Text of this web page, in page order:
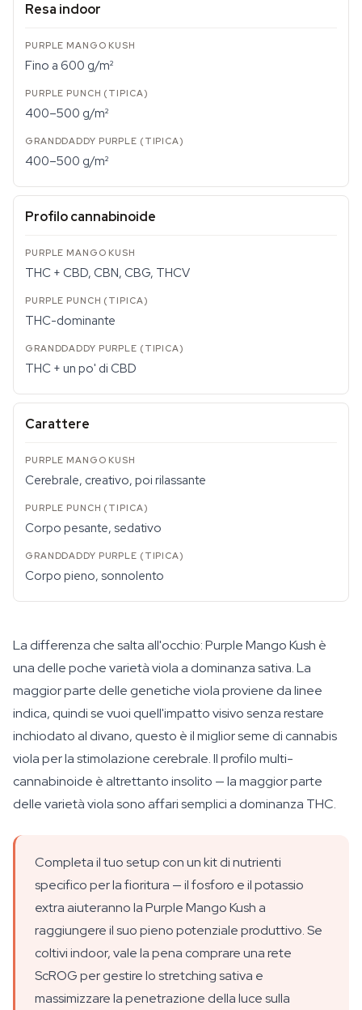
Resa indoor
Fino a 600 g/m²
400–500 g/m²
400–500 g/m²
Profilo cannabinoide
THC + CBD, CBN, CBG, THCV
THC-dominante
THC + un po' di CBD
Carattere
Cerebrale, creativo, poi rilassante
Corpo pesante, sedativo
Corpo pieno, sonnolento
La differenza che salta all'occhio: Purple Mango Kush è
una delle poche varietà viola a dominanza sativa. La
maggior parte delle genetiche viola proviene da linee
indica, quindi se vuoi quell'impatto visivo senza restare
inchiodato al divano, questo è il miglior seme di cannabis
viola per la stimolazione cerebrale. Il profilo multi-
cannabinoide è altrettanto insolito — la maggior parte
delle varietà viola sono affari semplici a dominanza THC.
Completa il tuo setup con un kit di nutrienti
specifico per la fioritura — il fosforo e il potassio
extra aiuteranno la Purple Mango Kush a
raggiungere il suo pieno potenziale produttivo. Se
coltivi indoor, vale la pena comprare una rete
ScROG per gestire lo stretching sativa e
massimizzare la penetrazione della luce sulla